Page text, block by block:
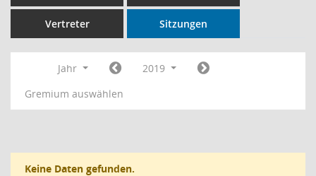
Vertreter Sitzungen
Jahr
2019
Gremium auswählen
Keine Daten gefunden.